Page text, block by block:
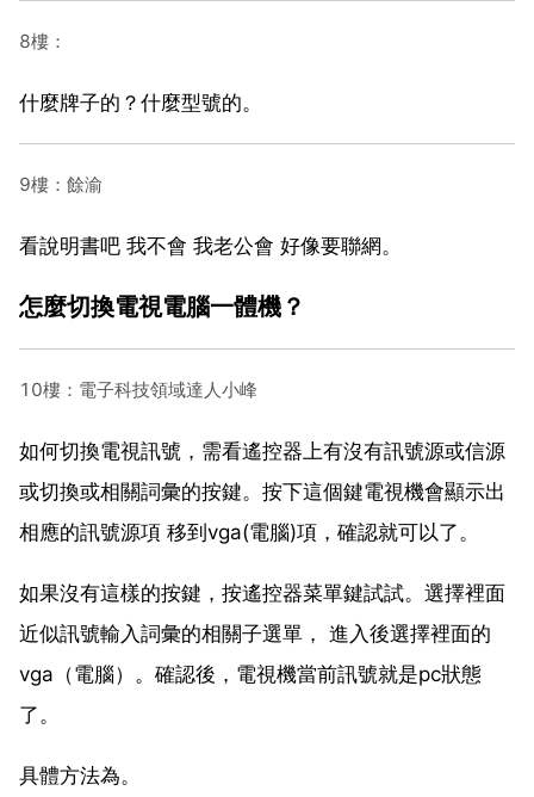
8樓：
什麼牌子的？什麼型號的。
9樓：餘渝
看說明書吧 我不會 我老公會 好像要聯網。
怎麼切換電視電腦一體機？
10樓：電子科技領域達人小峰
如何切換電視訊號，需看遙控器上有沒有訊號源或信源
或切換或相關詞彙的按鍵。按下這個鍵電視機會顯示出
相應的訊號源項 移到vga(電腦)項，確認就可以了。
如果沒有這樣的按鍵，按遙控器菜單鍵試試。選擇裡面
近似訊號輸入詞彙的相關子選單， 進入後選擇裡面的
vga（電腦）。確認後，電視機當前訊號就是pc狀態
了。
具體方法為。